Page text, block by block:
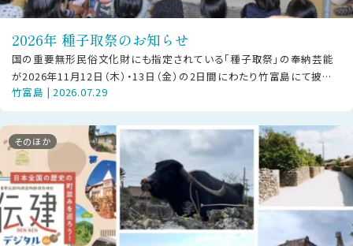
2026年 種子取祭のお知らせ
国の重要無形民俗文化財にも指定されている「種子取祭」の奉納芸能
が2026年11月12日（木）・13日（金）の2日間にわたり竹富島にて披露
されます。 【ご見学の方
竹富島 | 2026.07.29
そのほか